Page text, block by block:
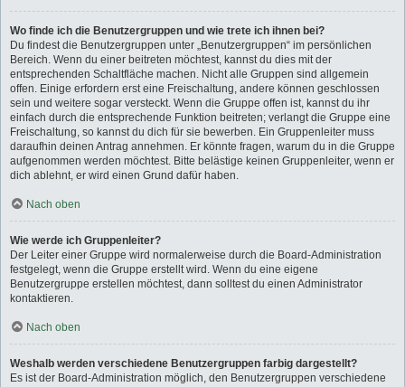
Wo finde ich die Benutzergruppen und wie trete ich ihnen bei?
Du findest die Benutzergruppen unter „Benutzergruppen“ im persönlichen
Bereich. Wenn du einer beitreten möchtest, kannst du dies mit der
entsprechenden Schaltfläche machen. Nicht alle Gruppen sind allgemein
offen. Einige erfordern erst eine Freischaltung, andere können geschlossen
sein und weitere sogar versteckt. Wenn die Gruppe offen ist, kannst du ihr
einfach durch die entsprechende Funktion beitreten; verlangt die Gruppe eine
Freischaltung, so kannst du dich für sie bewerben. Ein Gruppenleiter muss
daraufhin deinen Antrag annehmen. Er könnte fragen, warum du in die Gruppe
aufgenommen werden möchtest. Bitte belästige keinen Gruppenleiter, wenn er
dich ablehnt, er wird einen Grund dafür haben.
Nach oben
Wie werde ich Gruppenleiter?
Der Leiter einer Gruppe wird normalerweise durch die Board-Administration
festgelegt, wenn die Gruppe erstellt wird. Wenn du eine eigene
Benutzergruppe erstellen möchtest, dann solltest du einen Administrator
kontaktieren.
Nach oben
Weshalb werden verschiedene Benutzergruppen farbig dargestellt?
Es ist der Board-Administration möglich, den Benutzergruppen verschiedene